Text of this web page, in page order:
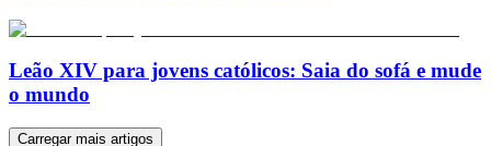
Leão XIV para jovens católicos: Saia do sofá e mude
o mundo
Carregar mais artigos